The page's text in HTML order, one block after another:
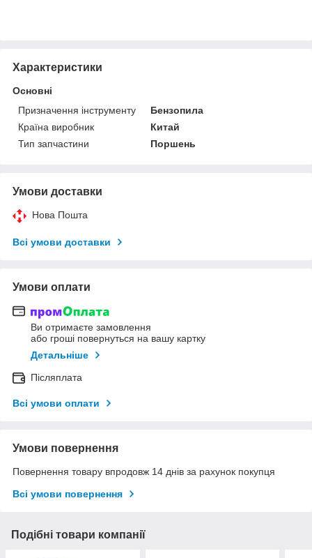
Характеристики
Основні
Призначення інструменту
Бензопила
Країна виробник
Китай
Тип запчастини
Поршень
Умови доставки
Нова Пошта
Всі умови доставки
Умови оплати
Ви отримаєте замовлення
або гроші повернуться на вашу картку
Детальніше
Післяплата
Всі умови оплати
Умови повернення
Повернення товару впродовж 14 днів за рахунок покупця
Всі умови повернення
Подібні товари компанії